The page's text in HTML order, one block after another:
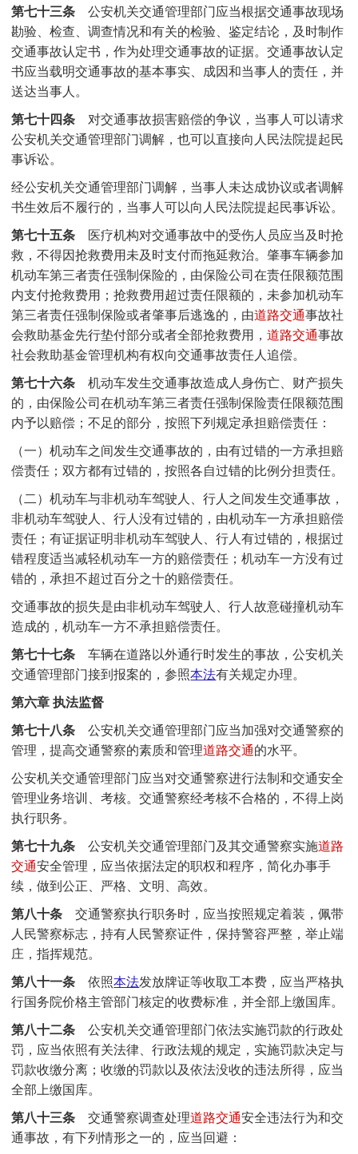
第七十三条公安机关交通管理部门应当根据交通事故现场
勘验、检查、调查情况和有关的检验、鉴定结论，及时制作
交通事故认定书，作为处理交通事故的证据。交通事故认定
书应当载明交通事故的基本事实、成因和当事人的责任，并
送达当事人。
第七十四条对交通事故损害赔偿的争议，当事人可以请求
公安机关交通管理部门调解，也可以直接向人民法院提起民
事诉讼。
经公安机关交通管理部门调解，当事人未达成协议或者调解
书生效后不履行的，当事人可以向人民法院提起民事诉讼。
第七十五条 医疗机构对交通事故中的受伤人员应当及时抢
救，不得因抢救费用未及时支付而拖延救治。肇事车辆参加
机动车第三者责任强制保险的，由保险公司在责任限额范围
内支付抢救费用；抢救费用超过责任限额的，未参加机动车
第三者责任强制保险或者肇事后逃逸的，由道路交通事故社
会救助基金先行垫付部分或者全部抢救费用，道路交通事故
社会救助基金管理机构有权向交通事故责任人追偿。
第七十六条机动车发生交通事故造成人身伤亡、财产损失
的，由保险公司在机动车第三者责任强制保险责任限额范围
内予以赔偿；不足的部分，按照下列规定承担赔偿责任：
（一）机动车之间发生交通事故的，由有过错的一方承担赔
偿责任；双方都有过错的，按照各自过错的比例分担责任。
（二）机动车与非机动车驾驶人、行人之间发生交通事故，
非机动车驾驶人、行人没有过错的，由机动车一方承担赔偿
责任；有证据证明非机动车驾驶人、行人有过错的，根据过
错程度适当减轻机动车一方的赔偿责任；机动车一方没有过
错的，承担不超过百分之十的赔偿责任。
交通事故的损失是由非机动车驾驶人、行人故意碰撞机动车
造成的，机动车一方不承担赔偿责任。
第七十七条车辆在道路以外通行时发生的事故，公安机关
交通管理部门接到报案的，参照本法有关规定办理。
第六章 执法监督
第七十八条公安机关交通管理部门应当加强对交通警察的
管理，提高交通警察的素质和管理道路交通的水平。
公安机关交通管理部门应当对交通警察进行法制和交通安全
管理业务培训、考核。交通警察经考核不合格的，不得上岗
执行职务。
第七十九条公安机关交通管理部门及其交通警察实施道路
交通安全管理，应当依据法定的职权和程序，简化办事手
续，做到公正、严格、文明、高效。
第八十条交通警察执行职务时，应当按照规定着装，佩带
人民警察标志，持有人民警察证件，保持警容严整，举止端
庄，指挥规范。
第八十一条依照本法发放牌证等收取工本费，应当严格执
行国务院价格主管部门核定的收费标准，并全部上缴国库。
第八十二条公安机关交通管理部门依法实施罚款的行政处
罚，应当依照有关法律、行政法规的规定，实施罚款决定与
罚款收缴分离；收缴的罚款以及依法没收的违法所得，应当
全部上缴国库。
第八十三条交通警察调查处理道路交通安全违法行为和交
通事故，有下列情形之一的，应当回避：